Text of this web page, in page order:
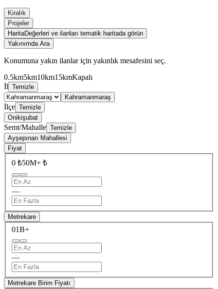
Kiralık
Projeler
HaritaDeğerleri ve ilanları tematik haritada görün
Yakınımda Ara
Konumuna yakın ilanlar için yakınlık mesafesini seç.
0.5km5km10km15kmKapalı
İl Temizle
Kahramanmaraş
İlçe Temizle
Onikişubat
Semt/Mahalle Temizle
Ayşepınarı Mahallesi
Fiyat
0 ₺50M+ ₺
—
Metrekare
01B+
—
Metrekare Birim Fiyatı